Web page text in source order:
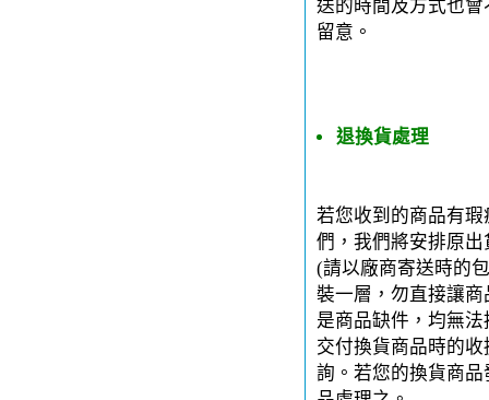
送的時間及方式也
留意。
退換貨處理
若您收到的商品有
們，我們將安排原
(請以廠商寄送時的
裝一層，勿直接讓
是商品缺件，均無
交付換貨商品時的
詢。若您的換貨商